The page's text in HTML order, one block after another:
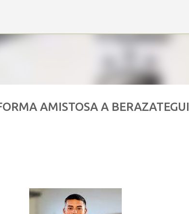
AMISTOSA A BERAZATEGUI